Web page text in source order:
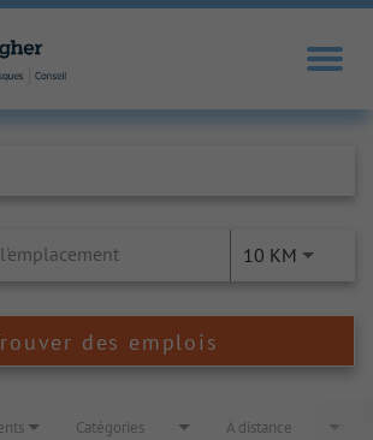
10 KM
des emplois
Catégories À distance